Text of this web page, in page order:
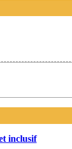
inclusif